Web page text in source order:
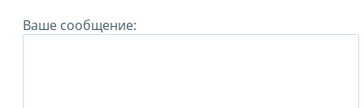
Ваше сообщение: